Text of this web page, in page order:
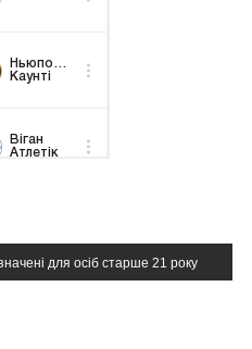
для осіб старше 21 року